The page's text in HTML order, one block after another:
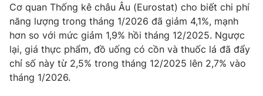
Video Shorts video
VTV Money VTV Thể thao
VTV Sức khoẻ
Cơ quan Thống kê châu Âu (Eurostat) cho biết chi phí
năng lượng trong tháng 1/2026 đã giảm 4,1%, mạnh
hơn so với mức giảm 1,9% hồi tháng 12/2025. Ngược
lại, giá thực phẩm, đồ uống có cồn và thuốc lá đã đẩy
chỉ số này từ 2,5% trong tháng 12/2025 lên 2,7% vào
tháng 1/2026.